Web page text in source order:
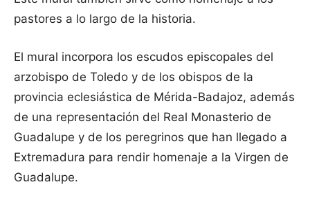
pastores a lo largo de la historia.
El mural incorpora los escudos episcopales del
arzobispo de Toledo y de los obispos de la
provincia eclesiástica de Mérida-Badajoz, además
de una representación del Real Monasterio de
Guadalupe y de los peregrinos que han llegado a
Extremadura para rendir homenaje a la Virgen de
Guadalupe.